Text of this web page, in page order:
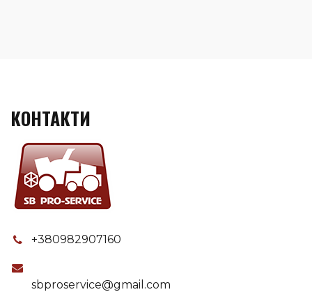
КОНТАКТИ
+380982907160
sbproservice@gmail.com